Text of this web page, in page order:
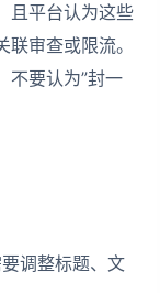
且平台认为这些
审查或限流。
不要认为”封一
调整标题、文